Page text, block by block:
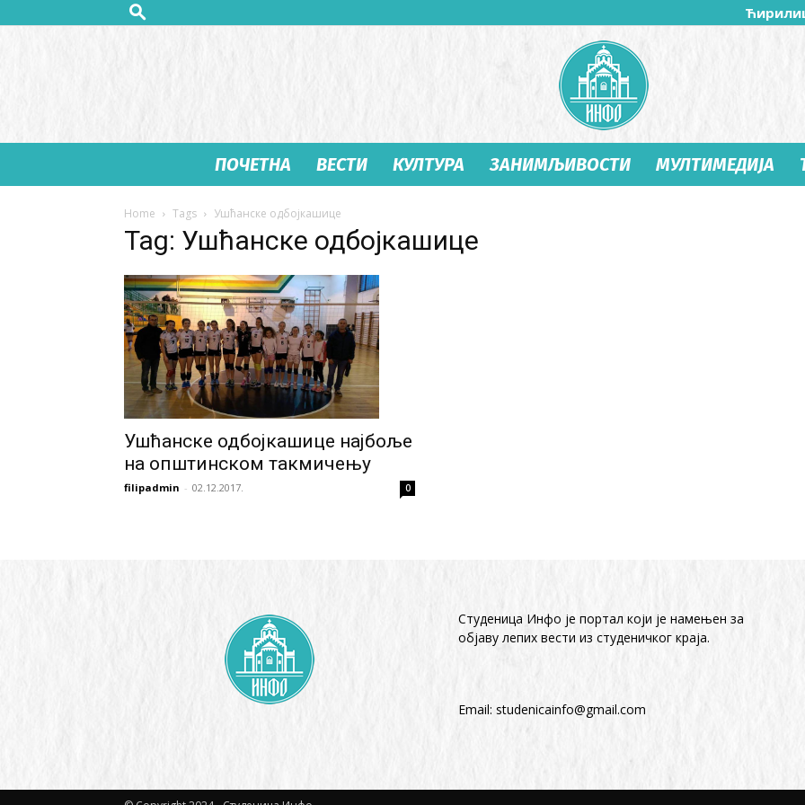
Студеница
ПОЧЕТНА ВЕСТИ КУЛТУРА ЗАНИМЉИВОСТИ МУЛТИМЕДИЈА
Home Tags Ушћанске одбојкашице
Tag: Ушћанске одбојкашице
Ушћанске одбојкашице најбоље
на општинском такмичењу
filipadmin - 02.12.2017. 0
Студеница Инфо је портал који је намењен за
објaву лепих вести из студеничког краја.
Email: studenicainfo@gmail.com